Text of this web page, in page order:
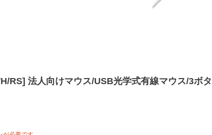
RS] 法人向けマウス/USB光学式有線マウス/3ボ